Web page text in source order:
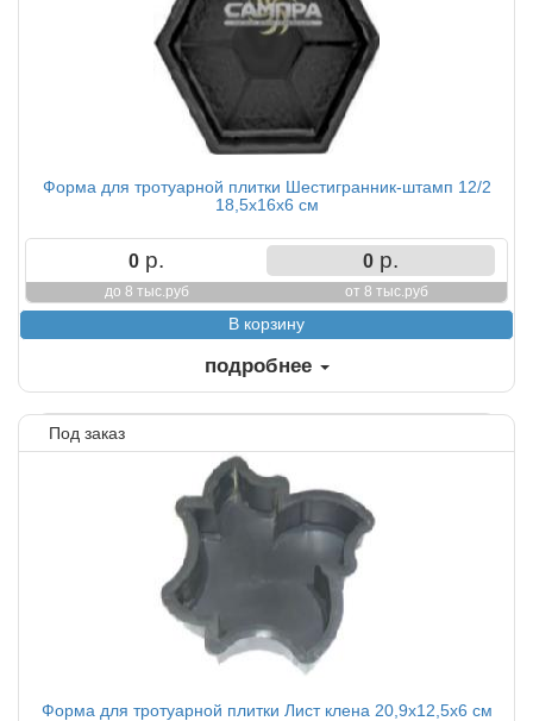
Форма для тротуарной плитки Шестигранник-штамп 12/2
18,5х16х6 см
0 р.
до 8 тыс.руб
0р.
от 8 тыс.руб
подробнее
Под заказ
Форма для тротуарной плитки Лист клена 20,9х12,5х6 см